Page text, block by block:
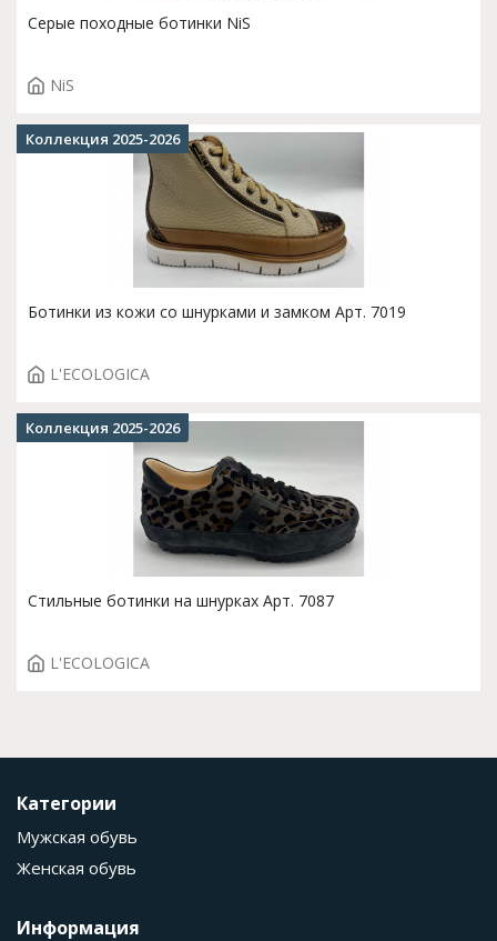
Серые походные ботинки NiS
NiS
Ботинки из кожи со шнурками и замком Арт. 7019
L'ECOLOGICA
Коллекция 2025-2026
Стильные ботинки на шнурках Арт. 7087
L'ECOLOGICA
Коллекция 2025-2026
Категории
Мужская обувь
Женская обувь
Информация